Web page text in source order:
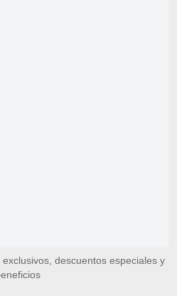
descuentos especiales y